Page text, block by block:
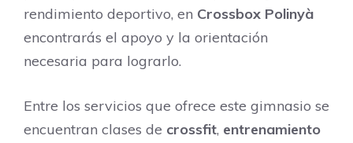
rendimiento deportivo, en Crossbox Polinyà
encontrarás el apoyo y la orientación
necesaria para lograrlo.
Entre los servicios que ofrece este gimnasio se
encuentran clases de crossfit, entrenamiento